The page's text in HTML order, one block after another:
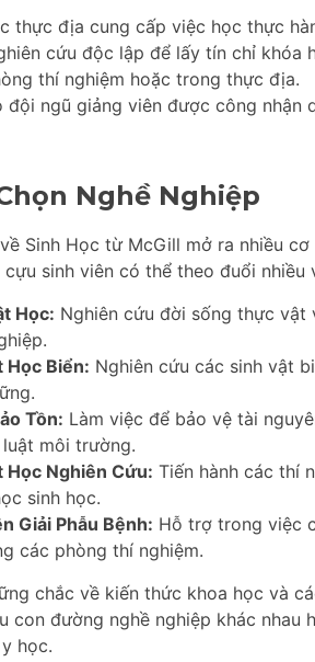
thực địa cung cấp việc học thực
cứu độc lập để lấy tín chỉ khóa
thí nghiệm hoặc trong thực địa.
đội ngũ giảng viên được công
Nghề Nghiệp
Sinh Học từ McGill mở ra nhiều
sinh viên có thể theo đuổi nhiều
Học: Nghiên cứu đời sống thực
Học Biển: Nghiên cứu các sinh vật
Tồn: Làm việc để bảo vệ tài
môi trường.
Học Nghiên Cứu: Tiến hành các thí
sinh học.
Giải Phẫu Bệnh: Hỗ trợ trong việc
các phòng thí nghiệm.
chắc về kiến thức khoa học và
con đường nghề nghiệp khác
học.